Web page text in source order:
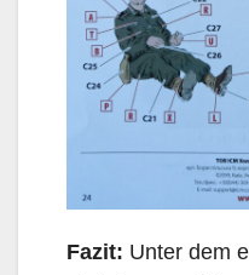
Fazit: Unter dem